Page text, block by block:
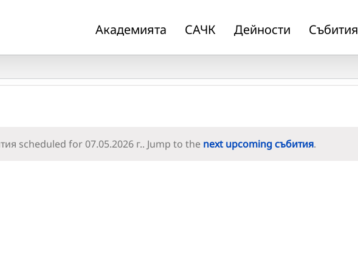
Академията САЧК Дейности Събития
Notice
scheduled for 07.05.2026 г.. Jump to the next upcoming събития.